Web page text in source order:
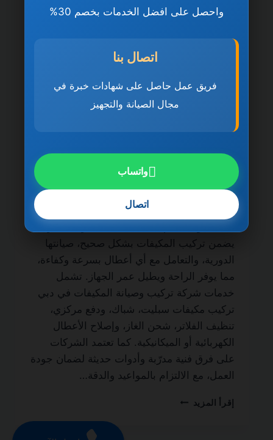
خدمات دبي
المكيفات في دبي
0501270935 ضمان مدى
بواسطة
شركة تركيب وصيانة المكيفات في دبي تُعد
شركة تركيب وصيانة المكيفات في دبي
0501270935 ضمان مدى الحياة من الخدمات
الأساسية لكل منزل أو مكتب لضمان نظام تبريد
فعال طوال العام. فالاعتماد على شركة محترفة
يضمن تركيب المكيفات بشكل صحيح، صيانتها
الدورية، والتعامل مع أي أعطال بسرعة وكفاءة،
مما يوفر الراحة ويطيل عمر الجهاز. تشمل
خدمات شركة تركيب وصيانة المكيفات في دبي
تركيب مكيفات سبليت، شباك، ودفع مركزي،
تنظيف الفلاتر، شحن الغاز، وإصلاح الأعطال
الكهربائية أو الميكانيكية. كما تعتمد الشركات
على فرق فنية مدرّبة وأدوات حديثة لضمان جودة
العمل، مع الالتزام بالمواعيد والدقة…
إقرأ المزيد شركة
واحصل على افضل الخدمات بخصم 30%
اتصال بنا
فريق عمل حاصل على شهادات خبرة في
مجال الصيانة والتجهيز
واتساب
اتصال